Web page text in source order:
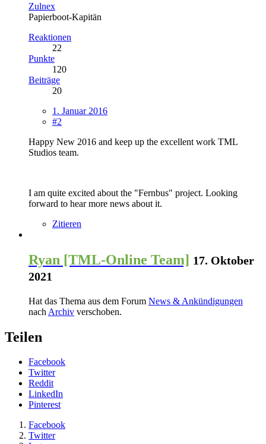
Zulnex
Papierboot-Kapitän
Reaktionen
22
Punkte
120
Beiträge
20
1. Januar 2016
#2
Happy New 2016 and keep up the excellent work TML
Studios team.
I am quite excited about the "Fernbus" project. Looking
forward to hear more news about it.
Zitieren
Ryan [TML-Online Team] 17. Oktober
2021
Hat das Thema aus dem Forum News & Ankündigungen
nach Archiv verschoben.
Teilen
Facebook
Twitter
Reddit
LinkedIn
Pinterest
Facebook
Twitter